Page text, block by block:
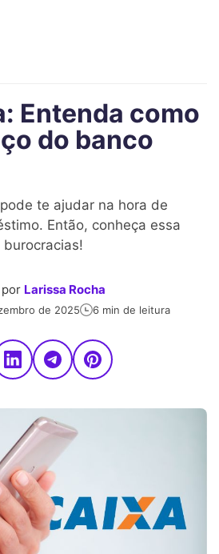
Entenda como
do banco
te ajudar na hora de
Então, conheça essa
Larissa Rocha
de 2025 6 min de leitura